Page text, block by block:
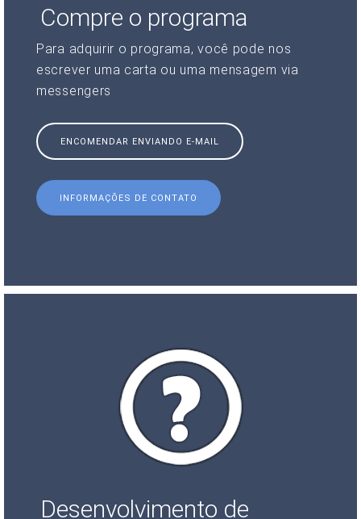
Compre o programa
Para adquirir o programa, você pode nos
escrever uma carta ou uma mensagem via
messengers
ENCOMENDAR ENVIANDO E-MAIL
INFORMAÇÕES DE CONTATO
Desenvolvimento de